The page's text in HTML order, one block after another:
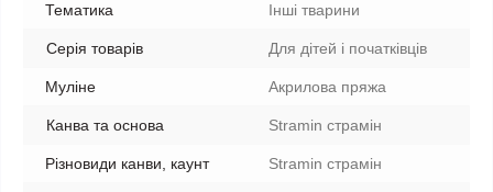
Тематика Інші тварини
Серія товарів Для дітей і початківців
Муліне Акрилова пряжа
Канва та основа Stramin страмін
Різновиди канви, каунт Stramin страмін